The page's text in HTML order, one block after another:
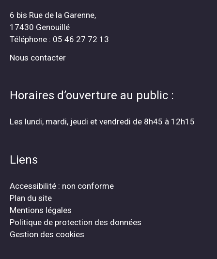
6 bis Rue de la Garenne,
17430 Genouillé
Téléphone : 05 46 27 72 13
Nous contacter
Horaires d’ouverture au public :
Les lundi, mardi, jeudi et vendredi de 8h45 à 12h15
Liens
Accessibilité : non conforme
Plan du site
Mentions légales
Politique de protection des données
Gestion des cookies